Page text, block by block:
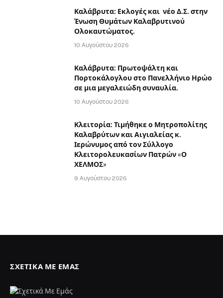
Καλάβρυτα: Εκλογές και νέο Δ.Σ. στην
Ένωση Θυμάτων Καλαβρυτινού
Ολοκαυτώματος.
10 Αυγούστου 2026
Καλάβρυτα: Πρωτοψάλτη και
Πορτοκάλογλου στο Πανελλήνιο Ηρώο
σε μια μεγαλειώδη συναυλία.
10 Αυγούστου 2026
Κλειτορία: Τιμήθηκε ο Μητροπολίτης
Καλαβρύτων και Αιγιαλείας κ.
Ιερώνυμος από τον Σύλλογο
Κλειτορολευκασίων Πατρών «Ο
ΧΕΛΜΟΣ»
9 Αυγούστου 2026
ΣΧΕΤΙΚΆ ΜΕ ΕΜΆΣ